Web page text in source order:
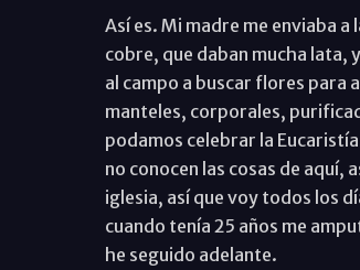
Así es. Mi madre me enviaba
cobre, que daban mucha lata,
al campo a buscar flores para
manteles, corporales,
podamos celebrar la
no conocen las cosas de aquí,
iglesia, así que voy todos los
cuando tenía 25 años me
he seguido adelante.